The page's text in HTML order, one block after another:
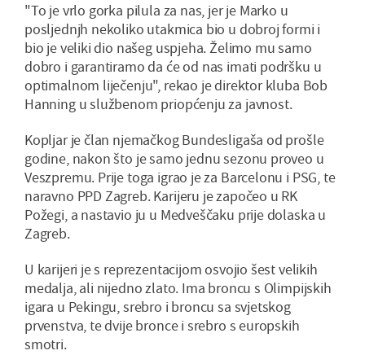
"To je vrlo gorka pilula za nas, jer je Marko u
posljednjh nekoliko utakmica bio u dobroj formi i
bio je veliki dio našeg uspjeha. Želimo mu samo
dobro i garantiramo da će od nas imati podršku u
optimalnom liječenju", rekao je direktor kluba Bob
Hanning u službenom priopćenju za javnost.
Kopljar je član njemačkog Bundesligaša od prošle
godine, nakon što je samo jednu sezonu proveo u
Veszpremu. Prije toga igrao je za Barcelonu i PSG, te
naravno PPD Zagreb. Karijeru je započeo u RK
Požegi, a nastavio ju u Medveščaku prije dolaska u
Zagreb.
U karijeri je s reprezentacijom osvojio šest velikih
medalja, ali nijedno zlato. Ima broncu s Olimpijskih
igara u Pekingu, srebro i broncu sa svjetskog
prvenstva, te dvije bronce i srebro s europskih
smotri.